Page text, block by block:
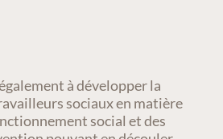
à développer la
sociaux en matière
social et des